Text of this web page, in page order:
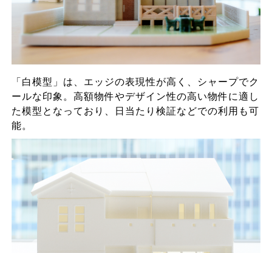
「白模型」は、エッジの表現性が高く、シャープでク
ールな印象。高額物件やデザイン性の高い物件に適し
た模型となっており、日当たり検証などでの利用も可
能。